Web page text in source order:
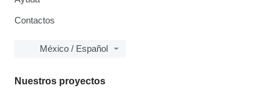
Contactos
México / Español
Nuestros proyectos